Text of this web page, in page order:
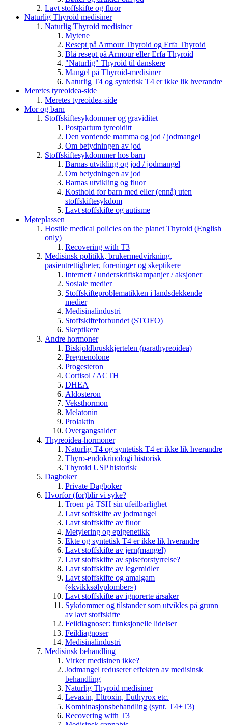
Lavt stoffskifte og fluor
Naturlig Thyroid medisiner
Naturlig Thyroid medisiner
Mytene
Resept på Armour Thyroid og Erfa Thyroid
Blå resept på Armour eller Erfa Thyroid
"Naturlig" Thyroid til danskere
Mangel på Thyroid-medisiner
Naturlig T4 og syntetisk T4 er ikke lik hverandre
Meretes tyreoidea-side
Meretes tyreoidea-side
Mor og barn
Stoffskiftesykdommer og graviditet
Postpartum tyreoiditt
Den vordende mamma og jod / jodmangel
Om betydningen av jod
Stoffskiftesykdommer hos barn
Barnas utvikling og jod / jodmangel
Om betydningen av jod
Barnas utvikling og fluor
Kosthold for barn med eller (ennå) uten
stoffskiftesykdom
Lavt stoffskifte og autisme
Møteplassen
Hostile medical policies on the planet Thyroid (English
only)
Recovering with T3
Medisinsk politikk, brukermedvirkning,
pasientrettigheter, foreninger og skeptikere
Internett / underskriftskampanjer / aksjoner
Sosiale medier
Stoffskifteproblematikken i landsdekkende
medier
Medisinalindustri
Stoffskifteforbundet (STOFO)
Skeptikere
Andre hormoner
Biskjoldbruskkjertelen (parathyreoidea)
Pregnenolone
Progesteron
Cortisol / ACTH
DHEA
Aldosteron
Veksthormon
Melatonin
Prolaktin
Overgangsalder
Thyreoidea-hormoner
Naturlig T4 og syntetisk T4 er ikke lik hverandre
Thyro-endokrinologi historisk
Thyroid USP historisk
Dagboker
Private Dagboker
Hvorfor (for)blir vi syke?
Troen på TSH sin ufeilbarlighet
Lavt soffskifte av jodmangel
Lavt stoffskifte av fluor
Metylering og epigenetikk
Ekte og syntetisk T4 er ikke lik hverandre
Lavt stoffskifte av jern(mangel)
Lavt stoffskifte av spiseforstyrrelse?
Lavt stoffskifte av legemidler
Lavt stoffskifte og amalgam
(«kvikksølvplomber»)
Lavt stoffskifte av ignorerte årsaker
Sykdommer og tilstander som utvikles på grunn
av lavt stoffskifte
Feildiagnoser: funksjonelle lidelser
Feildiagnoser
Medisinalindustri
Medisinsk behandling
Virker medisinen ikke?
Jodmangel reduserer effekten av medisinsk
behandling
Naturlig Thyroid medisiner
Levaxin, Eltroxin, Euthyrox etc.
Kombinasjonsbehandling (synt. T4+T3)
Recovering with T3